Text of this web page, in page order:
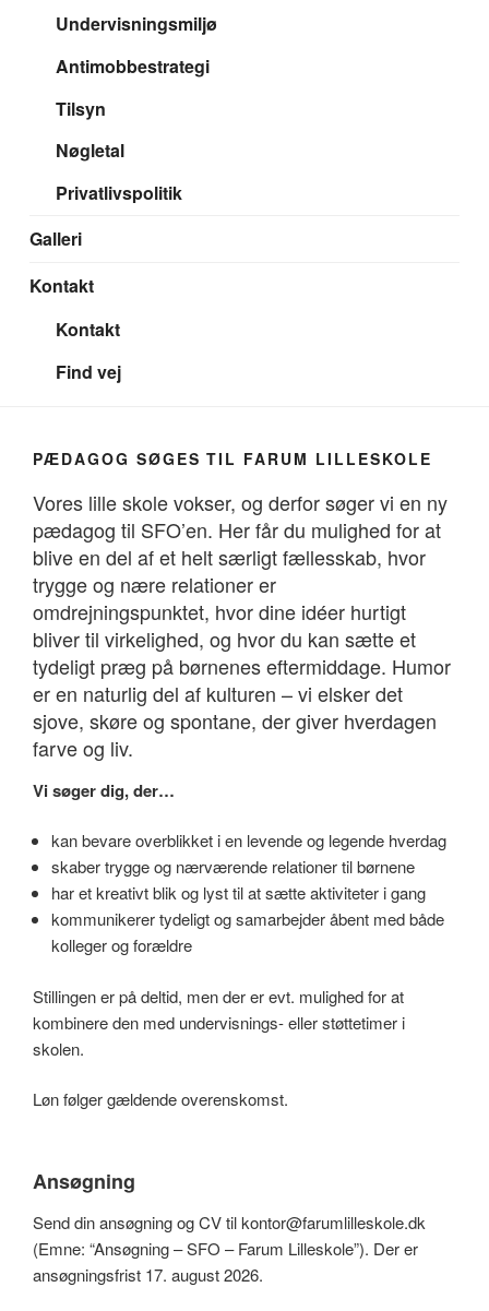
Undervisningsmiljø
Antimobbestrategi
Tilsyn
Nøgletal
Privatlivspolitik
Galleri
Kontakt
Kontakt
Find vej
PÆDAGOG SØGES TIL FARUM LILLESKOLE
Vores lille skole vokser, og derfor søger vi en ny
pædagog til SFO’en. Her får du mulighed for at
blive en del af et helt særligt fællesskab, hvor
trygge og nære relationer er
omdrejningspunktet, hvor dine idéer hurtigt
bliver til virkelighed, og hvor du kan sætte et
tydeligt præg på børnenes eftermiddage. Humor
er en naturlig del af kulturen – vi elsker det
sjove, skøre og spontane, der giver hverdagen
farve og liv.
Vi søger dig, der…
kan bevare overblikket i en levende og legende hverdag
skaber trygge og nærværende relationer til børnene
har et kreativt blik og lyst til at sætte aktiviteter i gang
kommunikerer tydeligt og samarbejder åbent med både
kolleger og forældre
Stillingen er på deltid, men der er evt. mulighed for at
kombinere den med undervisnings- eller støttetimer i
skolen.
Løn følger gældende overenskomst.
Ansøgning
Send din ansøgning og CV til kontor@farumlilleskole.dk
(Emne: “Ansøgning – SFO – Farum Lilleskole”). Der er
ansøgningsfrist 17. august 2026.